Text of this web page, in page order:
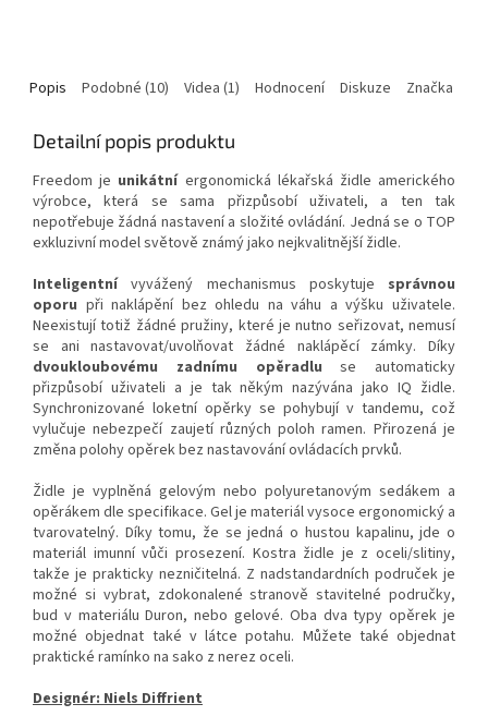
Popis Podobné (10) Videa (1) Hodnocení Diskuze Značka
Detailní popis produktu
Freedom je unikátní ergonomická lékařská židle amerického
výrobce, která se sama přizpůsobí uživateli, a ten tak
nepotřebuje žádná nastavení a složité ovládání. Jedná se o TOP
exkluzivní model světově známý jako nejkvalitnější židle.
Inteligentnívyvážený mechanismus poskytuje správnou
oporu při naklápění bez ohledu na váhu a výšku uživatele.
Neexistují totiž žádné pružiny, které je nutno seřizovat, nemusí
se ani nastavovat/uvolňovat žádné naklápěcí zámky. Díky
dvoukloubovému zadnímu opěradlu se automaticky
přizpůsobí uživateli a je tak někým nazývána jako IQ židle.
Synchronizované loketní opěrky se pohybují v tandemu, což
vylučuje nebezpečí zaujetí různých poloh ramen. Přirozená je
změna polohy opěrek bez nastavování ovládacích prvků.
Židle je vyplněná gelovým nebo polyuretanovým sedákem a
opěrákem dle specifikace. Gel je materiál vysoce ergonomický a
tvarovatelný. Díky tomu, že se jedná o hustou kapalinu, jde o
materiál imunní vůči prosezení. Kostra židle je z oceli/slitiny,
takže je prakticky nezničitelná. Z nadstandardních područek je
možné si vybrat, zdokonalené stranově stavitelné područky,
bud v materiálu Duron, nebo gelové. Oba dva typy opěrek je
možné objednat také v látce potahu. Můžete také objednat
praktické ramínko na sako z nerez oceli.
Designér: Niels Diffrient